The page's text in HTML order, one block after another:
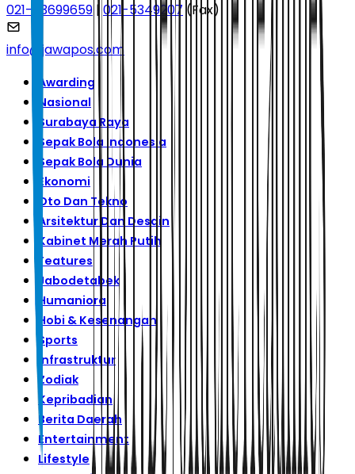
021-53699659 | 021-5349207 (Fax)
info@jawapos.com
Awarding
Nasional
Surabaya Raya
Sepak Bola Indonesia
Sepak Bola Dunia
Ekonomi
Oto Dan Tekno
Arsitektur Dan Desain
Kabinet Merah Putih
Features
Jabodetabek
Humaniora
Hobi & Kesenangan
Sports
Infrastruktur
Zodiak
Kepribadian
Berita Daerah
Entertainment
Lifestyle